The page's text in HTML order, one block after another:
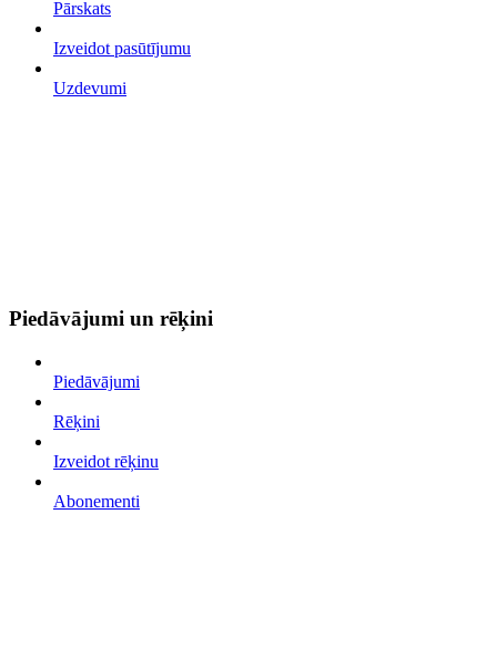
Pārskats
Izveidot pasūtījumu
Uzdevumi
Piedāvājumi un rēķini
Piedāvājumi
Rēķini
Izveidot rēķinu
Abonementi